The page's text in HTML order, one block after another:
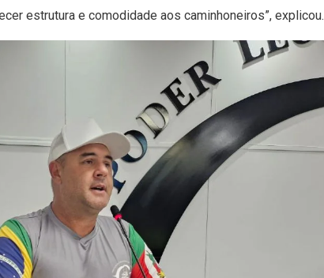
estrutura e comodidade aos caminhoneiros”, explicou.